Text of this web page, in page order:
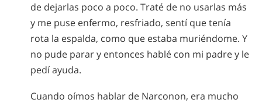
de dejarlas poco a poco. Traté de no usarlas más
y me puse enfermo, resfriado, sentí que tenía
rota la espalda, como que estaba muriéndome. Y
no pude parar y entonces hablé con mi padre y le
pedí ayuda.
Cuando oímos hablar de Narconon, era mucho